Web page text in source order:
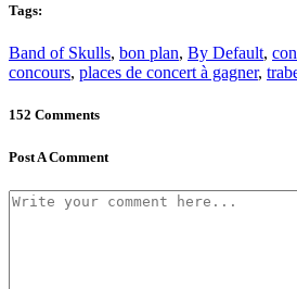
Tags:
Band of Skulls, bon plan, By Default,
concours, places de concert à gagner,
152 Comments
Post A Comment